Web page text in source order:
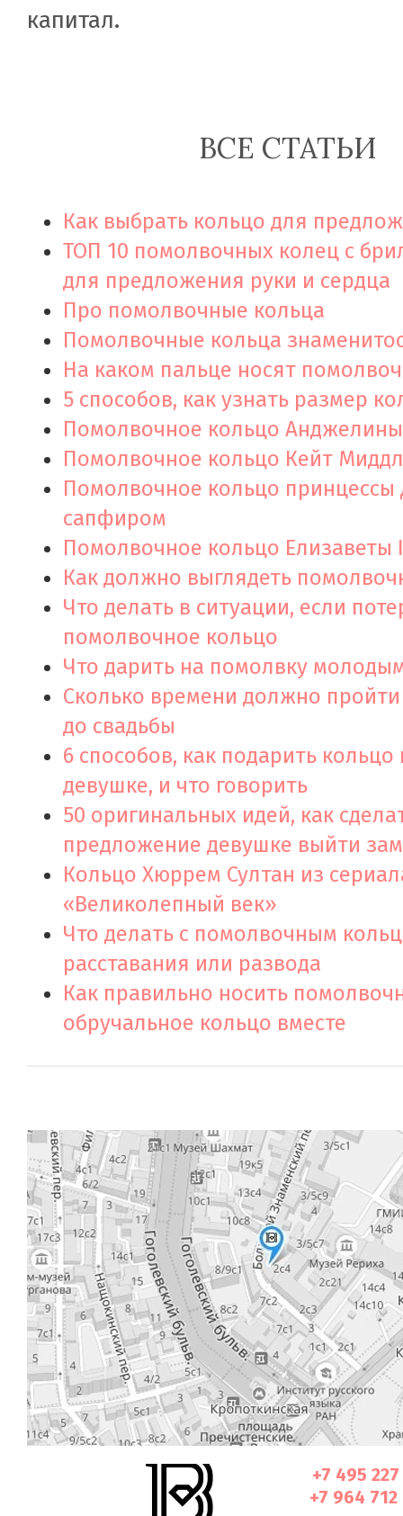
капитал.
ВСЕ СТАТЬИ
Как выбрать кольцо для
ТОП 10 помолвочных колец с
для предложения руки и сердца
Про помолвочные кольца
Помолвочные кольца
На каком пальце носят
5 способов, как узнать размер
Помолвочное кольцо
Помолвочное кольцо Кейт
Помолвочное кольцо принцессы
сапфиром
Помолвочное кольцо Елизаветы
Как должно выглядеть
Что делать в ситуации, если
помолвочное кольцо
Что дарить на помолвку
Сколько времени должно
до свадьбы
6 способов, как подарить
девушке, и что говорить
50 оригинальных идей, как
предложение девушке выйти
Кольцо Хюррем Султан из
«Великолепный век»
Что делать с помолвочным
расставания или развода
Как правильно носить
обручальное кольцо вместе
+7 495
+7 964